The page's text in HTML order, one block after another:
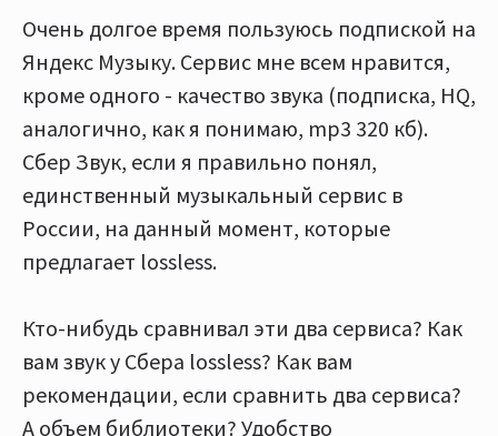
Очень долгое время пользуюсь подпиской на
Яндекс Музыку. Сервис мне всем нравится,
кроме одного - качество звука (подписка, HQ,
аналогично, как я понимаю, mp3 320 кб).
Сбер Звук, если я правильно понял,
единственный музыкальный сервис в
России, на данный момент, которые
предлагает lossless.
Кто-нибудь сравнивал эти два сервиса? Как
вам звук у Сбера lossless? Как вам
рекомендации, если сравнить два сервиса?
А объем библиотеки? Удобство